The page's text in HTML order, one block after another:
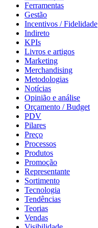
Ferramentas
Gestão
Incentivos / Fidelidade
Indireto
KPIs
Livros e artigos
Marketing
Merchandising
Metodologias
Notícias
Opinião e análise
Orçamento / Budget
PDV
Pilares
Preço
Processos
Produtos
Promoção
Representante
Sortimento
Tecnologia
Tendências
Teorias
Vendas